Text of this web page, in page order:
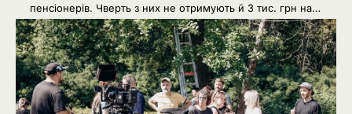
пенсіонерів. Чверть з них не отримують й 3 тис. грн на…